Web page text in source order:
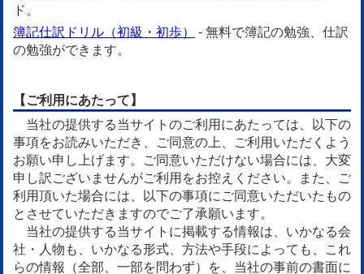
ド。
簿記仕訳ドリル（初級・初歩）
- 無料で簿記の勉強、仕訳
の勉強ができます。
【ご利用にあたって】
当社の提供する当サイトのご利用にあたっては、以下の
事項をお読みいただき、ご同意の上、ご利用いただくよう
お願い申し上げます。ご同意いただけない場合には、大変
申し訳ございませんがご利用をお控えください。また、ご
利用頂いた場合には、以下の事項にご同意いただいたもの
とさせていただきますのでご了承願います。
当社の提供する当サイトに掲載する情報は、いかなる会
社・人物も、いかなる形式、方法や手段によっても、これ
らの情報（全部、一部を問わず）を、当社の事前の書面に